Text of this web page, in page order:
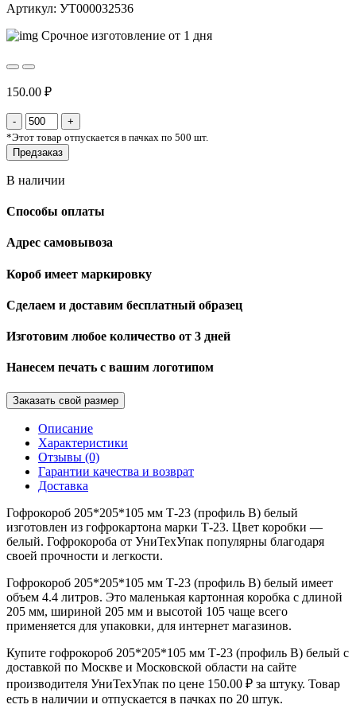
Артикул: УТ000032536
Срочное изготовление от 1 дня
150.00 ₽
*Этот товар отпускается в пачках по 500 шт.
Предзаказ
В наличии
Способы оплаты
Адрес самовывоза
Короб имеет маркировку
Сделаем и доставим бесплатный образец
Изготовим любое количество от 3 дней
Нанесем печать с вашим логотипом
Заказать свой размер
Описание
Характеристики
Отзывы (0)
Гарантии качества и возврат
Доставка
Гофрокороб 205*205*105 мм Т-23 (профиль B) белый
изготовлен из гофрокартона марки Т-23. Цвет коробки —
белый. Гофрокороба от УниТехУпак популярны благодаря
своей прочности и легкости.
Гофрокороб 205*205*105 мм Т-23 (профиль B) белый имеет
объем 4.4 литров. Это маленькая картонная коробка с длиной
205 мм, шириной 205 мм и высотой 105 чаще всего
применяется для упаковки, для интернет магазинов.
Купите гофрокороб 205*205*105 мм Т-23 (профиль B) белый с
доставкой по Москве и Московской области на сайте
производителя УниТехУпак по цене 150.00 ₽ за штуку. Товар
есть в наличии и отпускается в пачках по 20 штук.